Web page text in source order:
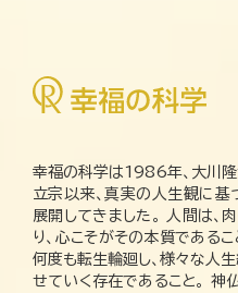
幸福の科学は1986年、大川隆
立宗以来、真実の人生観に基
展開してきました。 人間は、
り、心こそがその本質である
何度も転生輪廻し、様々な人
せていく存在であること。 神